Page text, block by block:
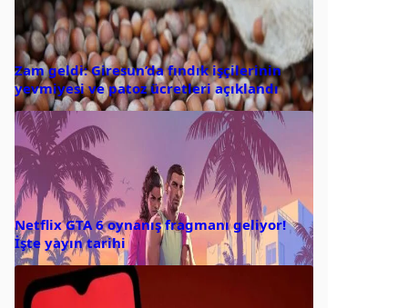
Zam geldi: Giresun’da fındık işçilerinin
yevmiyesi ve patoz ücretleri açıklandı
Netflix GTA 6 oynanış fragmanı geliyor!
İşte yayın tarihi